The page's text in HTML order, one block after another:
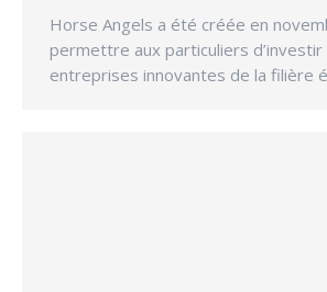
Horse Angels a été créée en
permettre aux particuliers d’investir
entreprises innovantes de la filière